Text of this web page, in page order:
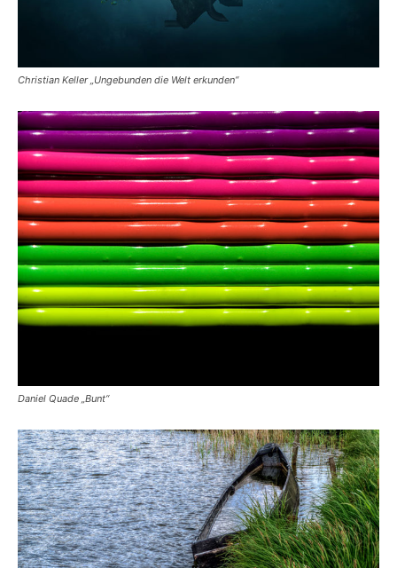
Christian Keller „Ungebunden die Welt erkunden“
Daniel Quade „Bunt“